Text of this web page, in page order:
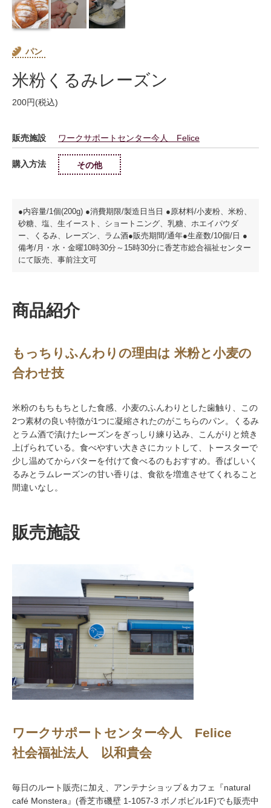
パン
米粉くるみレーズン
200円(税込)
販売施設 ワークサポートセンター今人 Felice
購入方法 その他
●内容量/1個(200g) ●消費期限/製造日当日 ●原材料/小麦粉、米粉、
砂糖、塩、生イースト、ショートニング、乳糖、ホエイパウダ
ー、くるみ、レーズン、ラム酒●販売期間/通年●生産数/10個/日 ●
備考/月・水・金曜10時30分～15時30分に香芝市総合福祉センター
にて販売、事前注文可
商品紹介
もっちりふんわりの理由は 米粉と小麦の
合わせ技
米粉のもちもちとした食感、小麦のふんわりとした歯触り、この
2つ素材の良い特徴が1つに凝縮されたのがこちらのパン。くるみ
とラム酒で漬けたレーズンをぎっしり練り込み、こんがりと焼き
上げられている。食べやすい大きさにカットして、トースターで
少し温めてからバターを付けて食べるのもおすすめ。香ばしいく
るみとラムレーズンの甘い香りは、食欲を増進させてくれること
間違いなし。
販売施設
ワークサポートセンター今人 Felice
社会福祉法人 以和貴会
毎日のルート販売に加え、アンテナショップ＆カフェ『natural
café Monstera』(香芝市磯壁 1-1057-3 ボノボビル1F)でも販売中